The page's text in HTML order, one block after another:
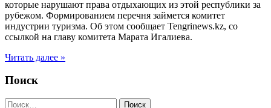
которые нарушают права отдыхающих из этой республики за
рубежом. Формированием перечня займется комитет
индустрии туризма. Об этом сообщает Tengrinews.kz, со
ссылкой на главу комитета Марата Игалиева.
Читать далее »
список
Поиск
Найти: